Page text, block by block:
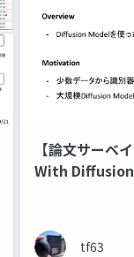
【論文サー
With
tf63